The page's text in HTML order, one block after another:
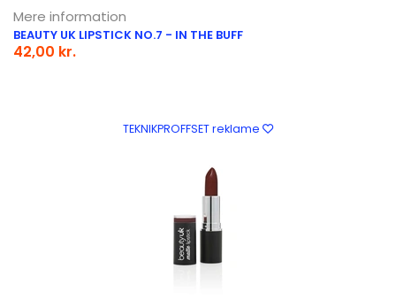
Mere information
BEAUTY UK LIPSTICK NO.7 - IN THE BUFF
42,00 kr.
TEKNIKPROFFSET reklame